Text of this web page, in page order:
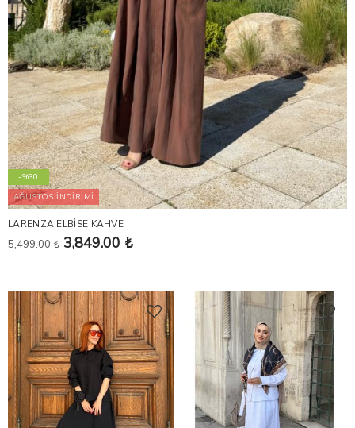
-%30
AĞUSTOS İNDİRİMİ
LARENZA ELBİSE KAHVE
5,499.00 ₺ 3,849.00 ₺